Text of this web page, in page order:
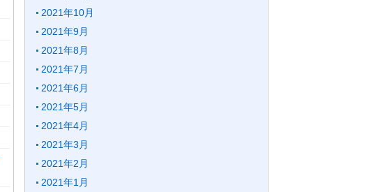
2021年10月
2021年9月
2021年8月
2021年7月
2021年6月
2021年5月
2021年4月
2021年3月
2021年2月
2021年1月